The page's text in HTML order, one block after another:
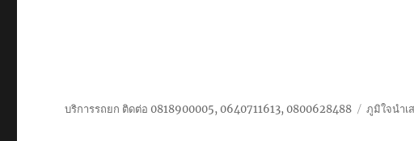
บริการรถยก ติดต่อ 0818900005, 0640711613, 0800628488 ภูมิใจนำเ